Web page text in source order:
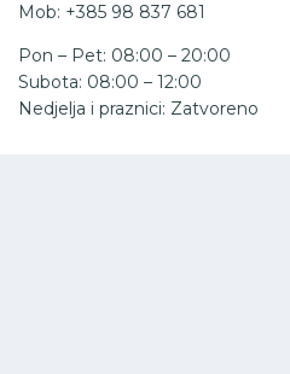
Mob: +385 98 837 681
Pon – Pet: 08:00 – 20:00
Subota: 08:00 – 12:00
Nedjelja i praznici: Zatvoreno